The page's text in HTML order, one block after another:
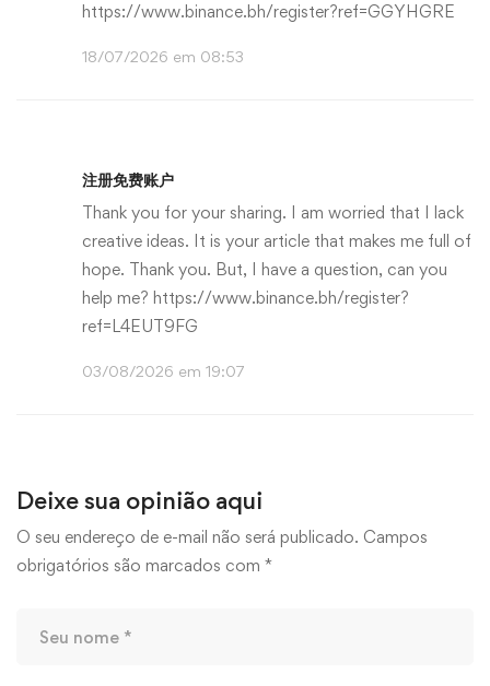
https://www.binance.bh/register?ref=GGYHGRE
18/07/2026 em 08:53
注册免费账户
Thank you for your sharing. I am worried that I lack
creative ideas. It is your article that makes me full of
hope. Thank you. But, I have a question, can you
help me? https://www.binance.bh/register?
ref=L4EUT9FG
03/08/2026 em 19:07
Deixe sua opinião aqui
O seu endereço de e-mail não será publicado. Campos
obrigatórios são marcados com *